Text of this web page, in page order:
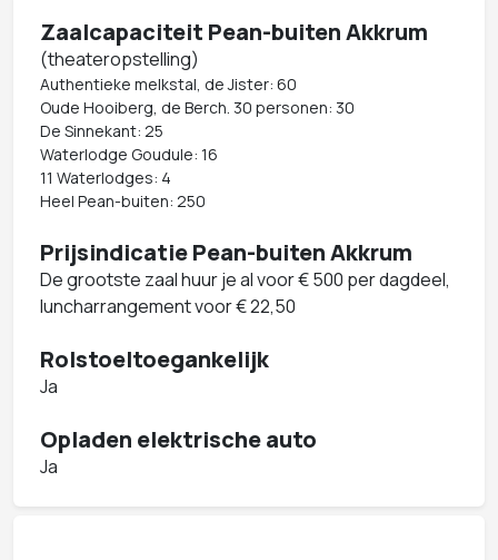
Zaalcapaciteit Pean-buiten Akkrum
(theateropstelling)
Authentieke melkstal, de Jister: 60
Oude Hooiberg, de Berch. 30 personen: 30
De Sinnekant: 25
Waterlodge Goudule: 16
11 Waterlodges: 4
Heel Pean-buiten: 250
Prijsindicatie Pean-buiten Akkrum
De grootste zaal huur je al voor € 500 per dagdeel,
luncharrangement voor € 22,50
Rolstoeltoegankelijk
Ja
Opladen elektrische auto
Ja